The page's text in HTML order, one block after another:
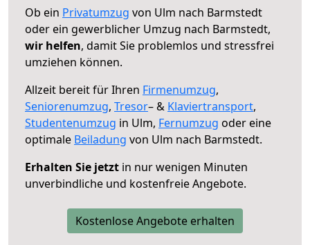
Ob ein Privatumzug von Ulm nach Barmstedt
oder ein gewerblicher Umzug nach Barmstedt,
wir helfen, damit Sie problemlos und stressfrei
umziehen können.
Allzeit bereit für Ihren Firmenumzug,
Seniorenumzug, Tresor– & Klaviertransport,
Studentenumzug in Ulm, Fernumzug oder eine
optimale Beiladung von Ulm nach Barmstedt.
Erhalten Sie jetzt in nur wenigen Minuten
unverbindliche und kostenfreie Angebote.
Kostenlose Angebote erhalten